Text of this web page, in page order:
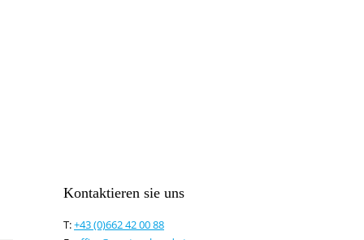
Kontaktieren sie uns
T:+43 (0)662 42 00 88